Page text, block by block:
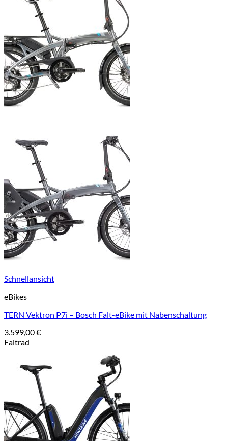
Schnellansicht
eBikes
TERN Vektron P7i – Bosch Falt-eBike mit Nabenschaltung
3.599,00€
Faltrad